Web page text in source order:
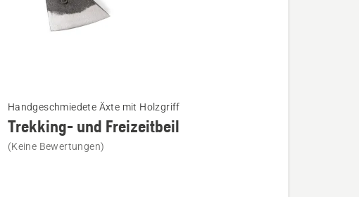
Details
Trekking-
Handgeschmiedete Äxte mit Holzgriff
Trekking- und Freizeitbeil
(Keine Bewertungen)